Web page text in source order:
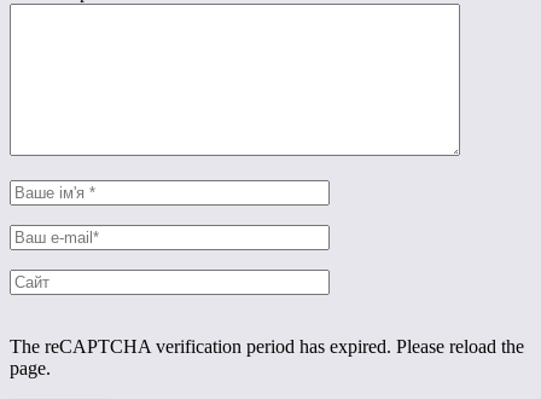
The reCAPTCHA verification period has expired. Please reload the
page.